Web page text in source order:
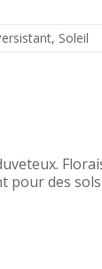
, Soleil
pour des